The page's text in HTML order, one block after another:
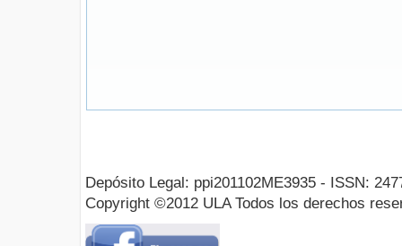
Depósito Legal: ppi201102ME3935 - ISSN:
Copyright ©2012 ULA Todos los derechos